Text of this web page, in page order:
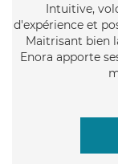
Intuitive,
d'expérience et
Maitrisant bien
Enora apporte